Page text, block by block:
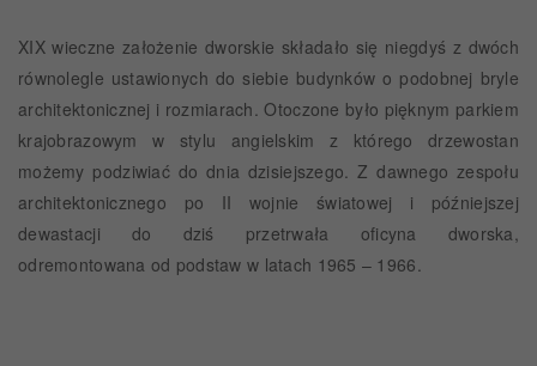
XIX wieczne założenie dworskie składało się niegdyś z dwóch
równolegle ustawionych do siebie budynków o podobnej bryle
architektonicznej i rozmiarach. Otoczone było pięknym parkiem
krajobrazowym w stylu angielskim z którego drzewostan
możemy podziwiać do dnia dzisiejszego. Z dawnego zespołu
architektonicznego po II wojnie światowej i późniejszej
dewastacji do dziś przetrwała oficyna dworska,
odremontowana od podstaw w latach 1965 – 1966.